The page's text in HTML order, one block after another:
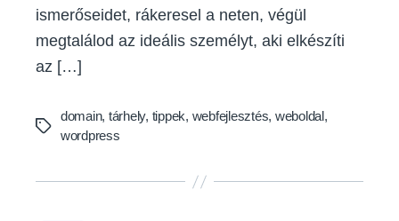
ismerőseidet, rákeresel a neten, végül
megtalálod az ideális személyt, aki elkészíti
az […]
Tags
domain, tárhely, tippek, webfejlesztés, weboldal,
wordpress